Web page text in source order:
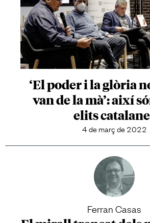
‘El poder i la glòria
van de la mà’: així
elits
4 de març de 2022
Ferran Casas